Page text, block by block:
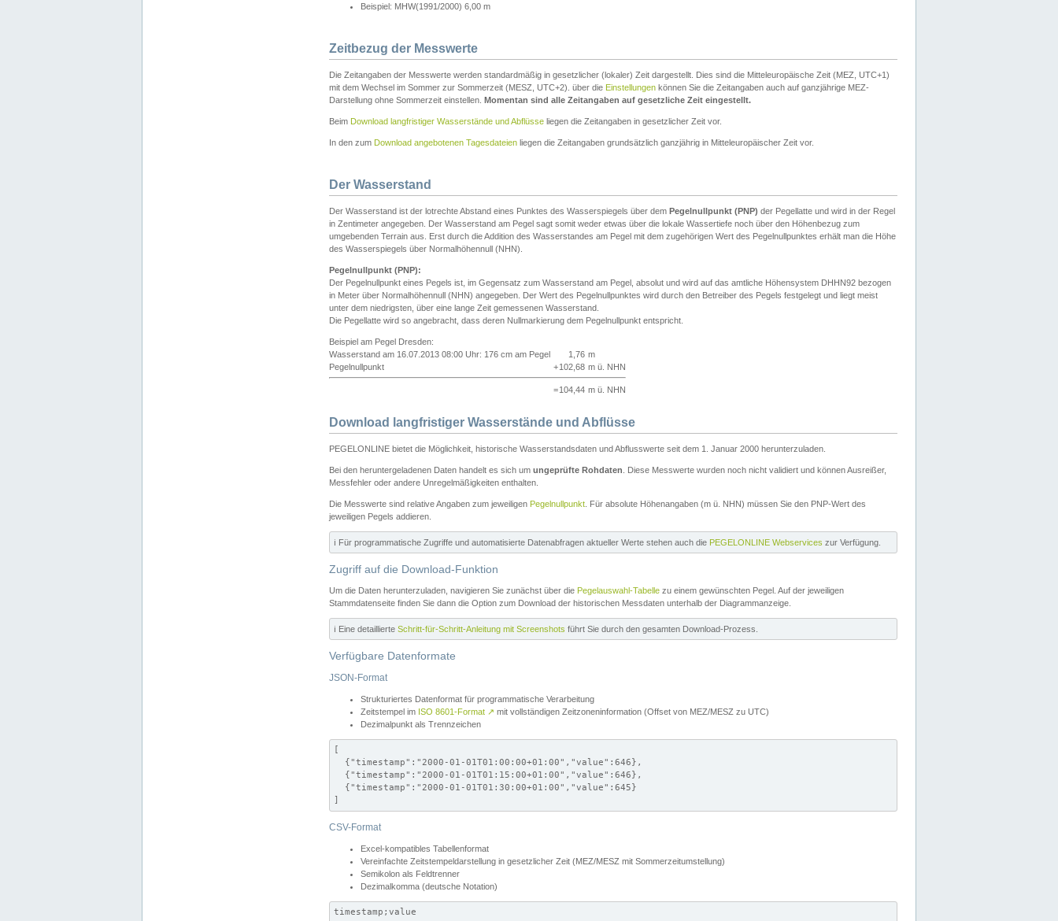
Beispiel: MHW(1991/2000) 6,00 m
Zeitbezug der Messwerte
Die Zeitangaben der Messwerte werden standardmäßig in gesetzlicher (lokaler) Zeit dargestellt. Dies sind die Mitteleuropäische Zeit (MEZ, UTC+1)
mit dem Wechsel im Sommer zur Sommerzeit (MESZ, UTC+2). über die Einstellungen können Sie die Zeitangaben auch auf ganzjährige MEZ-
Darstellung ohne Sommerzeit einstellen. Momentan sind alle Zeitangaben auf gesetzliche Zeit eingestellt.
Beim Download langfristiger Wasserstände und Abflüsse liegen die Zeitangaben in gesetzlicher Zeit vor.
In den zum Download angebotenen Tagesdateien liegen die Zeitangaben grundsätzlich ganzjährig in Mitteleuropäischer Zeit vor.
Der Wasserstand
Der Wasserstand ist der lotrechte Abstand eines Punktes des Wasserspiegels über dem Pegelnullpunkt (PNP) der Pegellatte und wird in der Regel
in Zentimeter angegeben. Der Wasserstand am Pegel sagt somit weder etwas über die lokale Wassertiefe noch über den Höhenbezug zum
umgebenden Terrain aus. Erst durch die Addition des Wasserstandes am Pegel mit dem zugehörigen Wert des Pegelnullpunktes erhält man die Höhe
des Wasserspiegels über Normalhöhennull (NHN).
Pegelnullpunkt (PNP):
Der Pegelnullpunkt eines Pegels ist, im Gegensatz zum Wasserstand am Pegel, absolut und wird auf das amtliche Höhensystem DHHN92 bezogen
in Meter über Normalhöhennull (NHN) angegeben. Der Wert des Pegelnullpunktes wird durch den Betreiber des Pegels festgelegt und liegt meist
unter dem niedrigsten, über eine lange Zeit gemessenen Wasserstand.
Die Pegellatte wird so angebracht, dass deren Nullmarkierung dem Pegelnullpunkt entspricht.
Beispiel am Pegel Dresden:
Wasserstand am 16.07.2013 08:00 Uhr: 176 cm am Pegel
1,76 m
Pegelnullpunkt
+102,68 m ü. NHN
=104,44 m ü. NHN
Download langfristiger Wasserstände und Abflüsse
PEGELONLINE bietet die Möglichkeit, historische Wasserstandsdaten und Abflusswerte seit dem 1. Januar 2000 herunterzuladen.
Bei den heruntergeladenen Daten handelt es sich um ungeprüfte Rohdaten . Diese Messwerte wurden noch nicht validiert und können Ausreißer,
Messfehler oder andere Unregelmäßigkeiten enthalten.
Die Messwerte sind relative Angaben zum jeweiligen Pegelnullpunkt . Für absolute Höhenangaben (m ü. NHN) müssen Sie den PNP-Wert des
jeweiligen Pegels addieren.
ℹ️ Für programmatische Zugriffe und automatisierte Datenabfragen aktueller Werte stehen auch die PEGELONLINE Webservices zur Verfügung.
Zugriff auf die Download-Funktion
Um die Daten herunterzuladen, navigieren Sie zunächst über die Pegelauswahl-Tabelle zu einem gewünschten Pegel. Auf der jeweiligen
Stammdatenseite finden Sie dann die Option zum Download der historischen Messdaten unterhalb der Diagrammanzeige.
ℹ️ Eine detaillierte Schritt-für-Schritt-Anleitung mit Screenshots führt Sie durch den gesamten Download-Prozess.
Verfügbare Datenformate
JSON-Format
Strukturiertes Datenformat für programmatische Verarbeitung
Zeitstempel im ISO 8601-Format ↗ mit vollständigen Zeitzoneninformation (Offset von MEZ/MESZ zu UTC)
Dezimalpunkt als Trennzeichen
[
  {"timestamp":"2000-01-01T01:00:00+01:00","value":646},
  {"timestamp":"2000-01-01T01:15:00+01:00","value":646},
  {"timestamp":"2000-01-01T01:30:00+01:00","value":645}
]
CSV-Format
Excel-kompatibles Tabellenformat
Vereinfachte Zeitstempeldarstellung in gesetzlicher Zeit (MEZ/MESZ mit Sommerzeitumstellung)
Semikolon als Feldtrenner
Dezimalkomma (deutsche Notation)
timestamp;value